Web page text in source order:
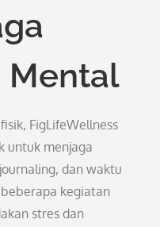
Mental
FigLifeWellness
untuk menjaga
dan waktu
kegiatan
stres dan